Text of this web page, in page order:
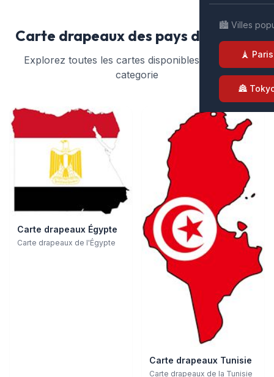
🏙️ Villes
🗼 Paris
🏯
Carte drapeaux des pays du monde
Explorez toutes les cartes disponibles dans cette
categorie
Carte drapeaux Égypte
Carte drapeaux de l'Égypte
Carte drapeaux Tunisie
Carte drapeaux de la Tunisie